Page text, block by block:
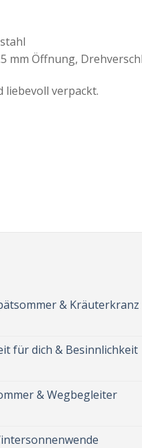
mm Öffnung,
liebevoll verpackt.
& Kräuterkranz
für dich & Besinnlichkeit
& Wegbegleiter